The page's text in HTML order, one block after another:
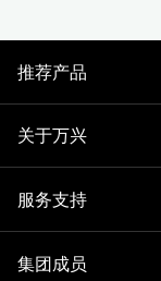
推荐产品
关于万兴
服务支持
集团成员